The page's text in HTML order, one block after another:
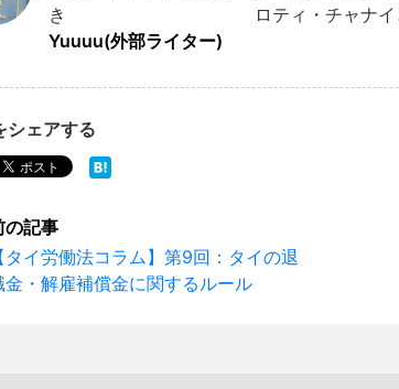
き
Yuuuu(外部ライター)
ロティ・チャナ
シェアする
【タイ労働法コラム】第9回：タイの退
金・解雇補償金に関するルール